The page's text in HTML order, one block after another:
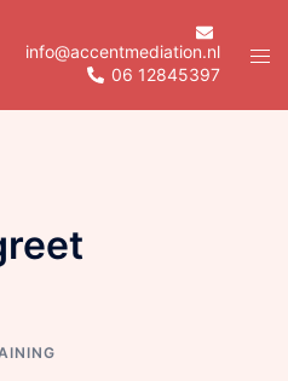
info@accentmediation.nl
06 12845397